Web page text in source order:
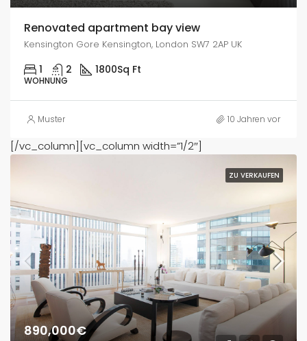
Renovated apartment bay view
Kensington Gore Kensington, London SW7 2AP UK
1 2 1800Sq Ft
WOHNUNG
Muster 10 Jahren vor
[/vc_column][vc_column width=”1/2″]
ZU VERKAUFEN
890,000€